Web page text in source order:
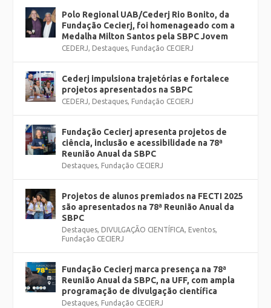
Polo Regional UAB/Cederj Rio Bonito, da
Fundação Cecierj, foi homenageado com a
Medalha Milton Santos pela SBPC Jovem
CEDERJ, Destaques, Fundação CECIERJ
Cederj impulsiona trajetórias e fortalece
projetos apresentados na SBPC
CEDERJ, Destaques, Fundação CECIERJ
Fundação Cecierj apresenta projetos de
ciência, inclusão e acessibilidade na 78ª
Reunião Anual da SBPC
Destaques, Fundação CECIERJ
Projetos de alunos premiados na FECTI 2025
são apresentados na 78ª Reunião Anual da
SBPC
Destaques, DIVULGAÇÃO CIENTÍFICA, Eventos,
Fundação CECIERJ
Fundação Cecierj marca presença na 78ª
Reunião Anual da SBPC, na UFF, com ampla
programação de divulgação científica
Destaques, Fundação CECIERJ